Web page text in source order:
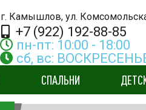
г. Камышлов, ул.
+7 (922) 192-88-85
пн-пт: 10:00 - 18:00
сб, вс:
СПАЛЬНИ